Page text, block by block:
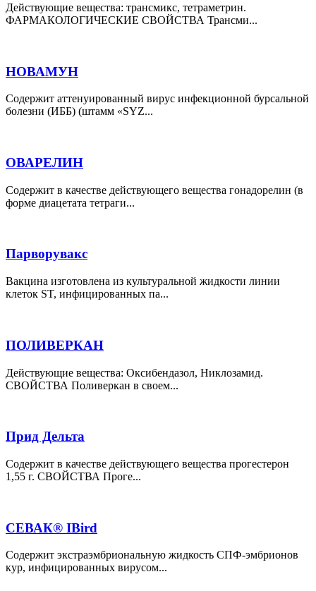
Действующие вещества: трансмикс, тетраметрин.
ФАРМАКОЛОГИЧЕСКИЕ СВОЙСТВА Трансми...
НОВАМУН
Содержит аттенуированный вирус инфекционной бурсальной
болезни (ИББ) (штамм «SYZ...
ОВАРЕЛИН
Содержит в качестве действующего вещества гонадорелин (в
форме диацетата тетраги...
Парворувакс
Вакцина изготовлена из культуральной жидкости линии
клеток ST, инфицированных па...
ПОЛИВЕРКАН
Действующие вещества: Оксибендазол, Никлозамид.
СВОЙСТВА Поливеркан в своем...
Прид Дельта
Содержит в качестве действующего вещества прогестерон
1,55 г. СВОЙСТВА Проге...
СЕВАК® IBird
Содержит экстраэмбриональную жидкость СПФ-эмбрионов
кур, инфицированных вирусом...